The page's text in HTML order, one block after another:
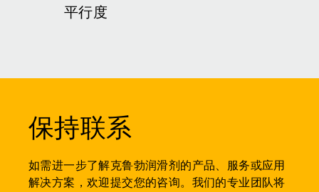
平行度
保持联系
如需进一步了解克鲁勃润滑剂的产品、服务或应用
解决方案，欢迎提交您的咨询。我们的专业团队将